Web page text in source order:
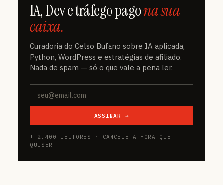
IA, Dev e tráfego pagona sua
caixa.
Curadoria do Celso Bufano sobre IA aplicada,
Python, WordPress e estratégias de afiliado.
Nada de spam — só o que vale a pena ler.
ASSINAR →
+ 2.400 LEITORES · CANCELE A HORA QUE
QUISER